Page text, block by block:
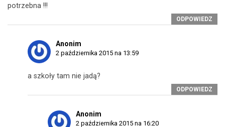
potrzebna !!!
ODPOWIEDZ
Anonim
2 października 2015 na 13:59
a szkoły tam nie jadą?
ODPOWIEDZ
Anonim
2 października 2015 na 16:20